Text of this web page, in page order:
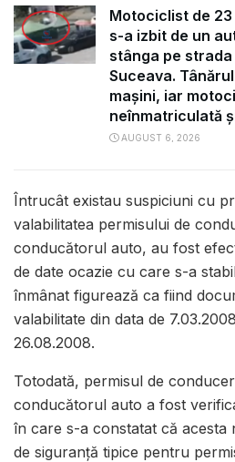
Motociclist de
s-a izbit de un
stânga pe strada
Suceava.
mașini, iar
neînmatriculată
AUGUST 6, 2026
Întrucât existau suspiciuni cu
valabilitatea permisului de
conducătorul auto, au fost
de date ocazie cu care s-a
înmânat figurează ca fiind
valabilitate din data de
26.08.2008.
Totodată, permisul de
conducătorul auto a fost
în care s-a constatat că acesta
de siguranță tipice pentru